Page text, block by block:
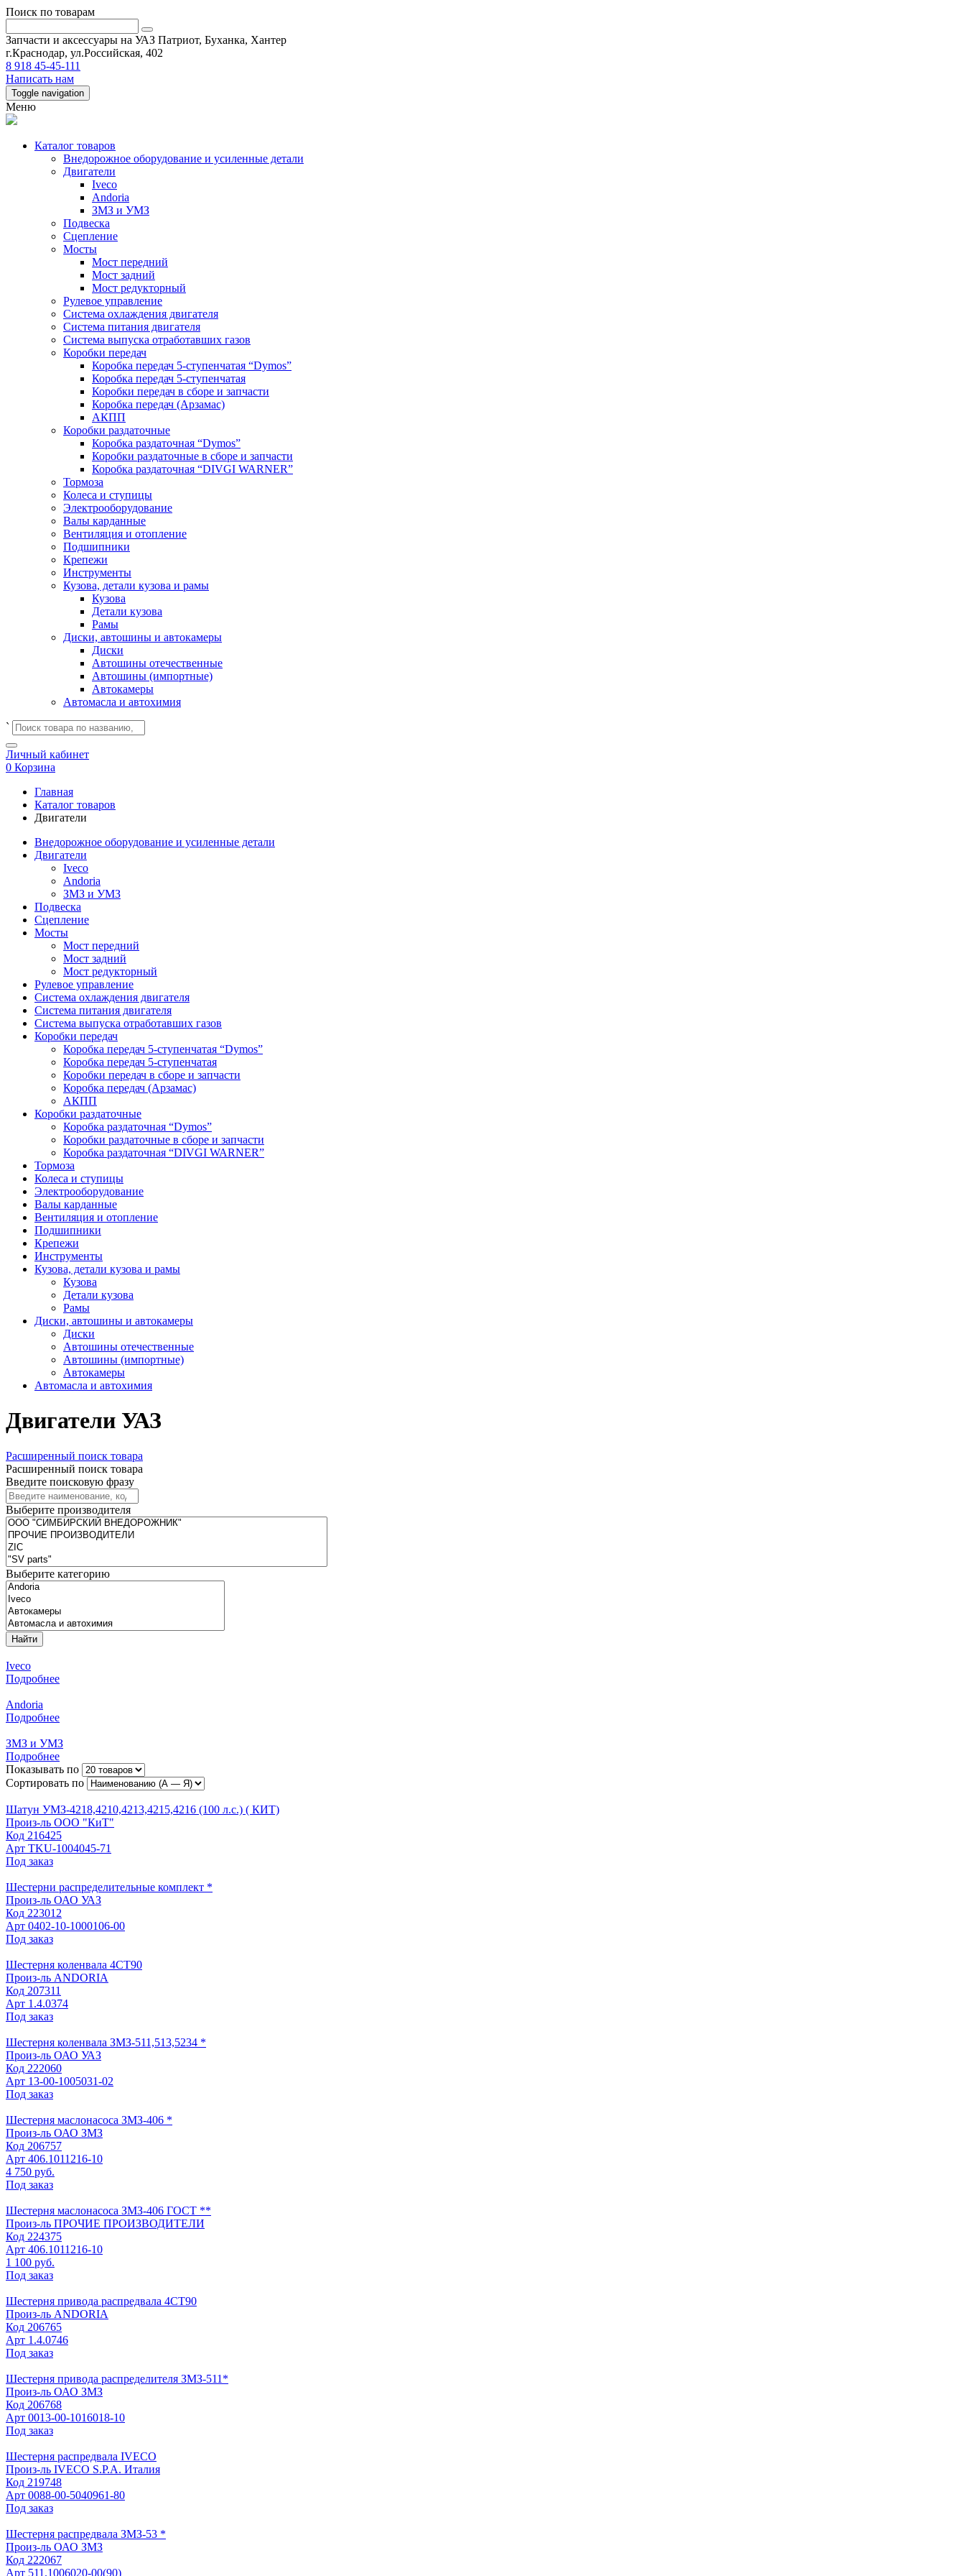
Поиск по товарам
Запчасти и аксессуары на УАЗ Патриот, Буханка, Хантер
г.Краснодар, ул.Российская, 402
8 918 45-45-111
Написать нам
Toggle navigation
Меню
Каталог товаров
Внедорожное оборудование и усиленные детали
Двигатели
Iveco
Andoria
ЗМЗ и УМЗ
Подвеска
Сцепление
Мосты
Мост передний
Мост задний
Мост редукторный
Рулевое управление
Система охлаждения двигателя
Система питания двигателя
Система выпуска отработавших газов
Коробки передач
Коробка передач 5-ступенчатая “Dymos”
Коробка передач 5-ступенчатая
Коробки передач в сборе и запчасти
Коробка передач (Арзамас)
АКПП
Коробки раздаточные
Коробка раздаточная “Dymos”
Коробки раздаточные в сборе и запчасти
Коробка раздаточная “DIVGI WARNER”
Тормоза
Колеса и ступицы
Электрооборудование
Валы карданные
Вентиляция и отопление
Подшипники
Крепежи
Инструменты
Кузова, детали кузова и рамы
Кузова
Детали кузова
Рамы
Диски, автошины и автокамеры
Диски
Автошины отечественные
Автошины (импортные)
Автокамеры
Автомасла и автохимия
`
Личный кабинет
0 Корзина
Главная
Каталог товаров
Двигатели
Внедорожное оборудование и усиленные детали
Двигатели
Iveco
Andoria
ЗМЗ и УМЗ
Подвеска
Сцепление
Мосты
Мост передний
Мост задний
Мост редукторный
Рулевое управление
Система охлаждения двигателя
Система питания двигателя
Система выпуска отработавших газов
Коробки передач
Коробка передач 5-ступенчатая “Dymos”
Коробка передач 5-ступенчатая
Коробки передач в сборе и запчасти
Коробка передач (Арзамас)
АКПП
Коробки раздаточные
Коробка раздаточная “Dymos”
Коробки раздаточные в сборе и запчасти
Коробка раздаточная “DIVGI WARNER”
Тормоза
Колеса и ступицы
Электрооборудование
Валы карданные
Вентиляция и отопление
Подшипники
Крепежи
Инструменты
Кузова, детали кузова и рамы
Кузова
Детали кузова
Рамы
Диски, автошины и автокамеры
Диски
Автошины отечественные
Автошины (импортные)
Автокамеры
Автомасла и автохимия
Двигатели УАЗ
Расширенный поиск товара
Расширенный поиск товара
Введите поисковую фразу
Выберите производителя
Выберите категорию
Найти
Iveco
Подробнее
Andoria
Подробнее
ЗМЗ и УМЗ
Подробнее
Показывать по
Сортировать по
Шатун УМЗ-4218,4210,4213,4215,4216 (100 л.с.) ( КИТ)
Произ-ль ООО "КиТ"
Код 216425
Арт TKU-1004045-71
Под заказ
Шестерни распределительные комплект *
Произ-ль ОАО УАЗ
Код 223012
Арт 0402-10-1000106-00
Под заказ
Шестерня коленвала 4СТ90
Произ-ль ANDORIA
Код 207311
Арт 1.4.0374
Под заказ
Шестерня коленвала ЗМЗ-511,513,5234 *
Произ-ль ОАО УАЗ
Код 222060
Арт 13-00-1005031-02
Под заказ
Шестерня маслонасоса ЗМЗ-406 *
Произ-ль ОАО ЗМЗ
Код 206757
Арт 406.1011216-10
4 750 руб.
Под заказ
Шестерня маслонасоса ЗМЗ-406 ГОСТ **
Произ-ль ПРОЧИЕ ПРОИЗВОДИТЕЛИ
Код 224375
Арт 406.1011216-10
1 100 руб.
Под заказ
Шестерня привода распредвала 4СТ90
Произ-ль ANDORIA
Код 206765
Арт 1.4.0746
Под заказ
Шестерня привода распределителя ЗМЗ-511*
Произ-ль ОАО ЗМЗ
Код 206768
Арт 0013-00-1016018-10
Под заказ
Шестерня распредвала IVECO
Произ-ль IVECO S.P.A. Италия
Код 219748
Арт 0088-00-5040961-80
Под заказ
Шестерня распредвала ЗМЗ-53 *
Произ-ль ОАО ЗМЗ
Код 222067
Арт 511.1006020-00(90)